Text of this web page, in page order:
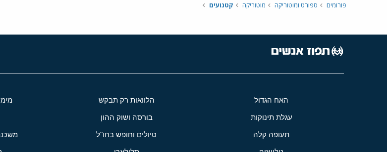
פורומים ספורט ומוטוריקה מוטוריקה קטנועים
האח הגדול הלוואות רק תבקש
עגלת תינוקות בורסה ושוק ההון
תעופה קלה טיולים וחופש בחו"ל